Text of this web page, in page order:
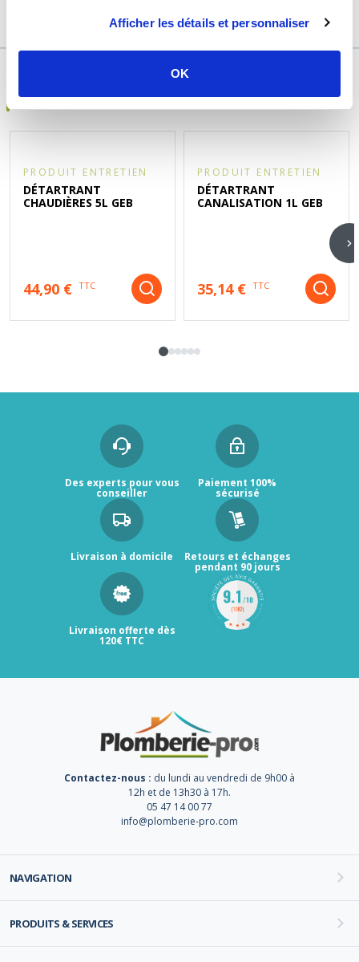
Afficher les détails et personnaliser
OK
DÉCOUVREZ ÉGALEMENT
PRODUIT ENTRETIEN
DÉTARTRANT
CHAUDIÈRES 5L GEB
44,90 € TTC
PRODUIT ENTRETIEN
DÉTARTRANT
CANALISATION 1L GEB
35,14 € TTC
Des experts pour vous
conseiller
Paiement 100%
sécurisé
Livraison à domicile Retours et échanges
pendant 90 jours
Livraison offerte dès
120€ TTC
Contactez-nous : du lundi au vendredi de 9h00 à
12h et de 13h30 à 17h.
05 47 14 00 77
info@plomberie-pro.com
NAVIGATION
PRODUITS & SERVICES